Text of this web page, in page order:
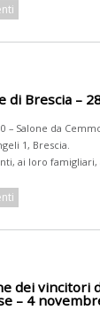
di Brescia –
– Salone da
1, Brescia.
ai loro
dei vincitori
– 4